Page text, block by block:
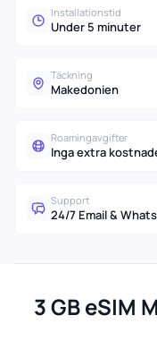
Installationstid
Under 5 minuter
Täckning
Makedonien
Roamingavgifter
Inga extra
Support
24/7 Email &
3 GB eSIM